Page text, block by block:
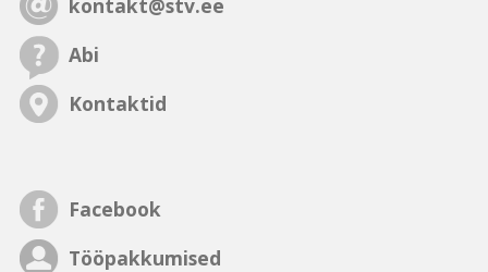
kontakt@stv.ee
Abi
Kontaktid
Facebook
Tööpakkumised